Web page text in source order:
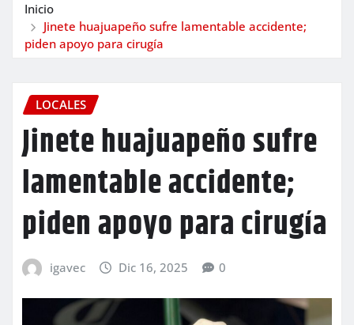
Inicio
Jinete huajuapeño sufre lamentable accidente;
piden apoyo para cirugía
LOCALES
Jinete huajuapeño sufre
lamentable accidente;
piden apoyo para cirugía
igavec Dic 16, 2025 0